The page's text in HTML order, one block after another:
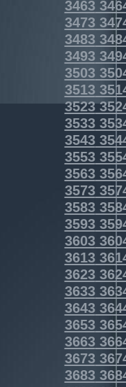
3463
3473
3483
3493
3503
3513
3523
3533
3543
3553
3563
3573
3583
3593
3603
3613
3623
3633
3643
3653
3663
3673
3683